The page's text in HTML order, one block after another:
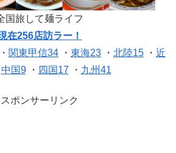
国旅して麺ライフ
在256店訪ラー！
・ 関東甲信34 ・ 東海23 ・ 北陸15 ・ 近
中国9・ 四国17 ・ 九州41
スポンサーリンク